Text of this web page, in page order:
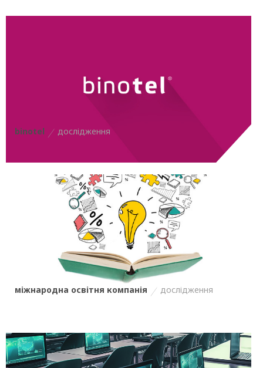
binotel дослідження
міжнародна освітня компанія дослідження